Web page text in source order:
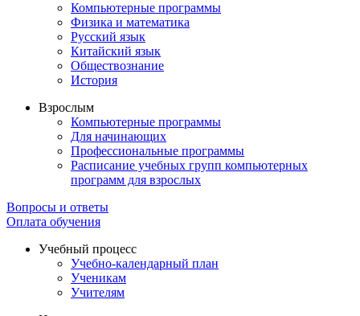
Компьютерные программы
Физика и математика
Русский язык
Китайский язык
Обществознание
История
Взрослым
Компьютерные программы
Для начинающих
Профессиональные программы
Расписание учебных групп компьютерных
программ для взрослых
Вопросы и ответы
Оплата обучения
Учебный процесс
Учебно-календарный план
Ученикам
Учителям